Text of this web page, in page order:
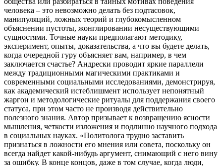
человека – это невозможно делать без подтасовок,
манипуляций, ложных теорий и глубокомысленном
объяснении пустоты, жонглировании несуществующими
сущностями. Точные науки предполагают методику,
эксперимент, опыты, доказательства, а что вы будете делать,
когда очередной гуру объясняет вам, например, в чем
заключается счастье? Андрески проводит яркие параллели
между традиционными магическими практиками и
современными социальными исследованиями, демонстрируя,
как академический истеблишмент использует непонятный
жаргон и методологические ритуалы для поддержания своего
статуса, при этом часто не производя действительно
полезного знания. Автор призывает к возвращению ясности
мышления, четкости изложения и подлинно научного подхода
в социальных науках. «Политолога трудно заставить
признаться в ложности его мнения или совета, поскольку он
всегда найдет какой-нибудь аргумент, снимающий с него вину
за ошибку. В конце концов, даже в том случае, когда люди,